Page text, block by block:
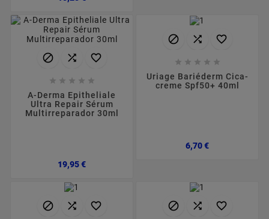
  
    
A-Derma Epitheliale
Ultra Repair Sérum
Multirreparador 30ml
19,95 €Preço
  
    
Uriage Bariéderm Cica-
creme Spf50+ 40ml
6,70 €Preço
     